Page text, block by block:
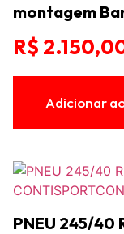
montagem
R$
Adicionar
PNEU 245/40